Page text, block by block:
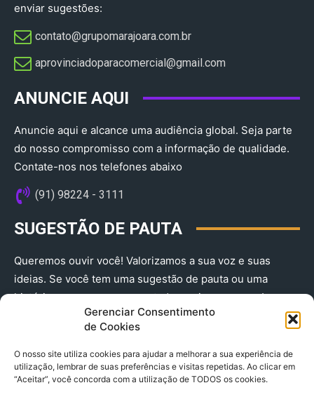
Gerenciar Consentimento
de Cookies
O nosso site utiliza cookies para ajudar a melhorar a sua experiência de
utilização, lembrar de suas preferências e visitas repetidas. Ao clicar em
“Aceitar”, você concorda com a utilização de TODOS os cookies.
enviar sugestões:
contato@grupomarajoara.com.br
aprovinciadoparacomercial@gmail.com​
ANUNCIE AQUI
Anuncie aqui e alcance uma audiência global. Seja parte
do nosso compromisso com a informação de qualidade.
Contate-nos nos telefones abaixo
(91) 98224 - 3111
SUGESTÃO DE PAUTA
Queremos ouvir você! Valorizamos a sua voz e suas
ideias. Se você tem uma sugestão de pauta ou uma
história que merece ser contada, envie-nos agora!
(91) 98224 - 3111